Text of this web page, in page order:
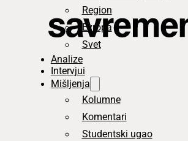
Region
Evropa
Svet
Analize
Intervjui
Mišljenja
Kolumne
Komentari
Studentski ugao